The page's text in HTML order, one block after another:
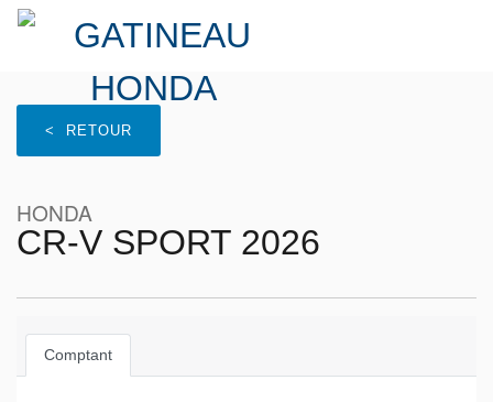
< RETOUR
HONDA
CR-V SPORT 2026
Comptant